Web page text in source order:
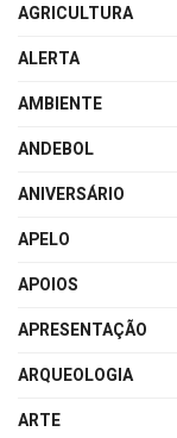
AGRICULTURA
ALERTA
AMBIENTE
ANDEBOL
ANIVERSÁRIO
APELO
APOIOS
APRESENTAÇÃO
ARQUEOLOGIA
ARTE